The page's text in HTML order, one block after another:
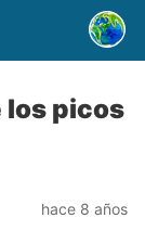
los picos
hace 8 años